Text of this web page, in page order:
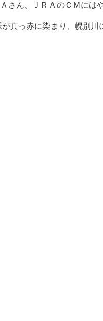
さん、ＪＲＡのＣＭに
真っ赤に染まり、幌別